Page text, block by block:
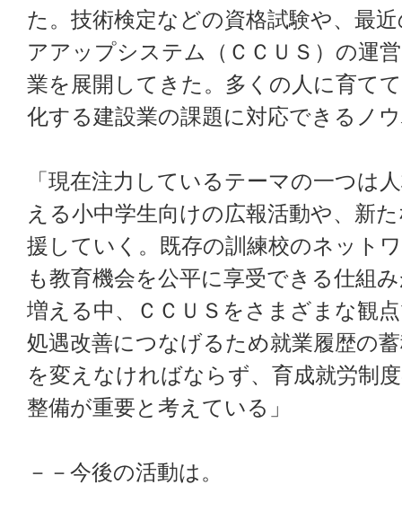
た。技術検定などの資格試験や、最
アアップシステム（ＣＣＵＳ）の運
業を展開してきた。多くの人に育て
化する建設業の課題に対応できるノ
「現在注力しているテーマの一つは
える小中学生向けの広報活動や、新
援していく。既存の訓練校のネット
も教育機会を公平に享受できる仕組
増える中、ＣＣＵＳをさまざまな観
処遇改善につなげるため就業履歴の
を変えなければならず、育成就労制
整備が重要と考えている」
－－今後の活動は。